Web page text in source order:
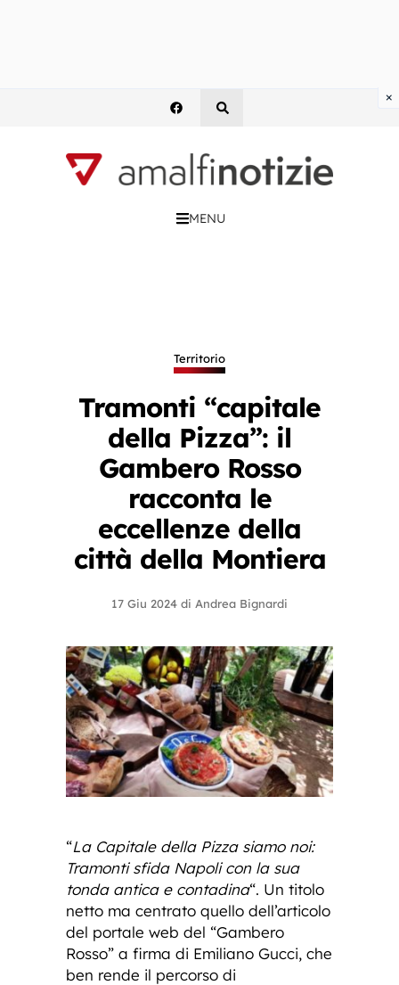
MENU
Territorio
Tramonti “capitale
della Pizza”: il
Gambero Rosso
racconta le
eccellenze della
città della Montiera
17 Giu 2024 di Andrea Bignardi
“La Capitale della Pizza siamo noi:
Tramonti sfida Napoli con la sua
tonda antica e contadina“. Un titolo
netto ma centrato quello dell’articolo
del portale web del “Gambero
Rosso” a firma di Emiliano Gucci, che
ben rende il percorso di
×